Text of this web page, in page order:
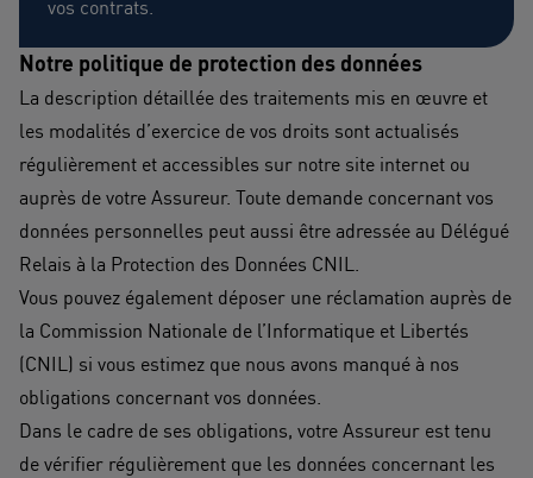
vos contrats.
Notre politique d​e protection des données
​La description détaillée des traitements mis en œuvre et
les modalités d’exercice de vos droits sont actualisés
régulièrement et accessibles sur notre site internet ​ ou
auprès de votre Assureur. Toute demande concernant vos
données personnelles peut aussi être adressée au Délégué
Relais à la Protection des Données CNIL.
Vous pouvez également déposer une réclamation auprès de
la Commission Nationale de l’Informatique et Libertés
(CNIL) si vous estimez que nous avons manqué à nos
obligations concernant vos données.
Dans le cadre de ses obligations, votre Assureur est tenu
de vérifier régulièrement que les données concernant les